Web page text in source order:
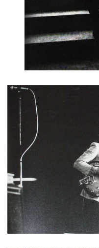
NÁSTROJE - LENNON II
NÁSTROJE - HARRISON
NÁSTROJE - HARRISON II
NÁSTROJE - RINGO STARR
NÁSTROJE - ZESILOVAČE/
NÁSTROJE - PEDÁLY